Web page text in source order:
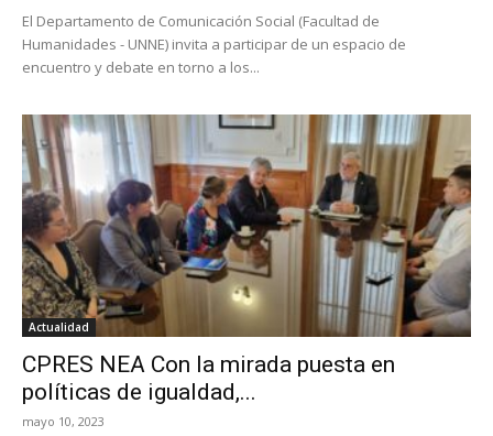
El Departamento de Comunicación Social (Facultad de
Humanidades - UNNE) invita a participar de un espacio de
encuentro y debate en torno a los...
Actualidad
CPRES NEA Con la mirada puesta en
políticas de igualdad,...
mayo 10, 2023